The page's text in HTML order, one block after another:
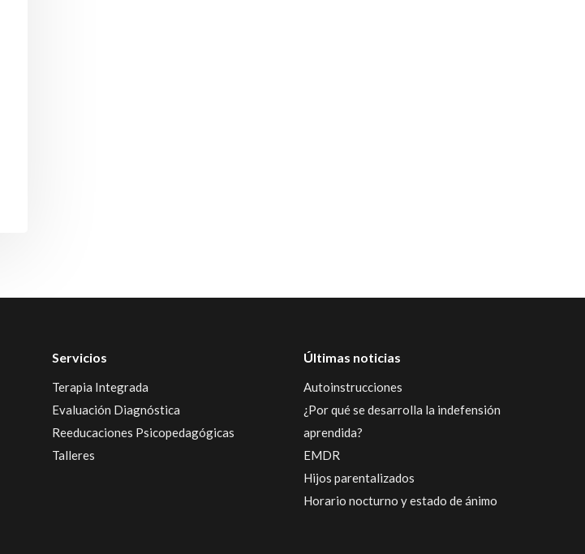
Servicios
Terapia Integrada
Evaluación Diagnóstica
Reeducaciones Psicopedagógicas
Talleres
Últimas noticias
Autoinstrucciones
¿Por qué se desarrolla la indefensión
aprendida?
EMDR
Hijos parentalizados
Horario nocturno y estado de ánimo